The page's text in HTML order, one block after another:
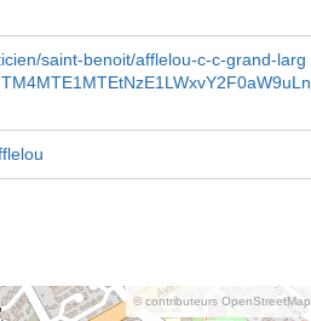
saint-benoit/afflelou-c-c-grand-larg
© contributeurs OpenStreetMap